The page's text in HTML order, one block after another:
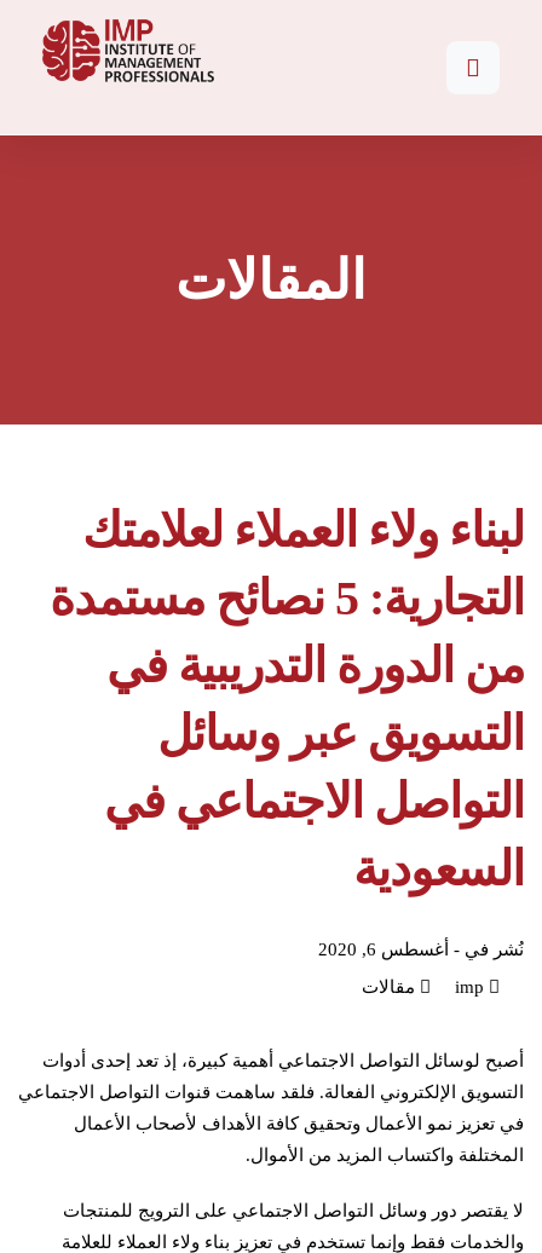
المقالات
لبناء ولاء العملاء لعلامتك
التجارية: 5 نصائح مستمدة
من الدورة التدريبية في
التسويق عبر وسائل
التواصل الاجتماعي في
السعودية
نُشر في - أغسطس 6, 2020
imp
مقالات
أصبح لوسائل التواصل الاجتماعي أهمية كبيرة، إذ تعد إحدى أدوات
التسويق الإلكتروني الفعالة. فلقد ساهمت قنوات التواصل الاجتماعي
في تعزيز نمو الأعمال وتحقيق كافة الأهداف لأصحاب الأعمال
المختلفة واكتساب المزيد من الأموال.
لا يقتصر دور وسائل التواصل الاجتماعي على الترويج للمنتجات
والخدمات فقط وإنما تستخدم في تعزيز بناء ولاء العملاء للعلامة